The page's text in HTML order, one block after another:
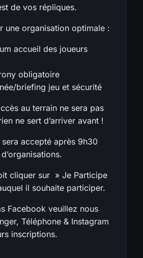
de vos répliques.
une organisation optimale :
accueil des joueurs
obligatoire
briefing jeu et sécurité
au terrain ne sera pas
ne sert d’arriver avant !
accepté après 9h30
cliquer sur » Je Participe
il souhaite participer.
Facebook veuillez nous
Téléphone & Instagram
inscriptions.